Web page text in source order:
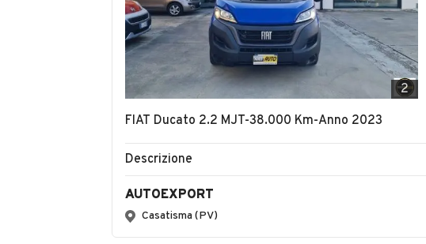
2
FIAT Ducato 2.2 MJT-38.000 Km-Anno 2023
Descrizione
AUTOEXPORT
Casatisma (PV)